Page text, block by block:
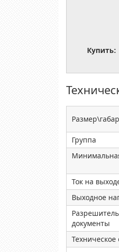
Купить:
Группа
Ток на
Выходное
документы